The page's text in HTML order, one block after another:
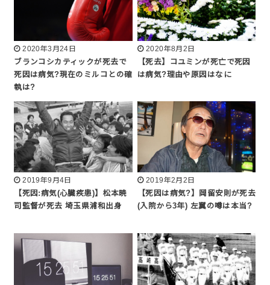
2020年3月24日
ブランコシカティックが死去で
死因は病気?現在のミルコとの確
執は?
2020年8月2日
【死去】コユミンが死亡で死因
は病気?理由や原因はなに
2019年9月4日
【死因:病気(心臓疾患)】松本暁
司監督が死去 埼玉県浦和出身
2019年2月2日
【死因は病気?】岡留安則が死去
(入院から3年) 左翼の噂は本当?